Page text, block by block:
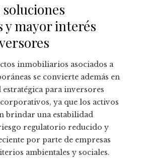
soluciones
y mayor interés
inmobiliarios asociados a
se convierte además en
para inversores
ya que los activos
brindar una estabilidad
regulatorio reducido y
por parte de empresas
ambientales y sociales.